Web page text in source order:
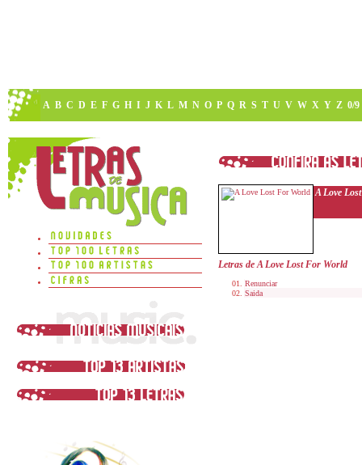
A B C D E F G H I J K L M N O P Q R S T U V W X Y Z 0/9
A Love
Letras de A Love Lost For World
Renunciar
Saida